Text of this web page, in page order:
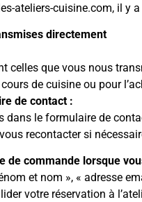
ateliers-cuisine.com, il y
directement
celles que vous nous
de cuisine ou pour
de contact :
dans le formulaire de
recontacter si
de commande lorsque
et nom », « adresse
votre réservation à